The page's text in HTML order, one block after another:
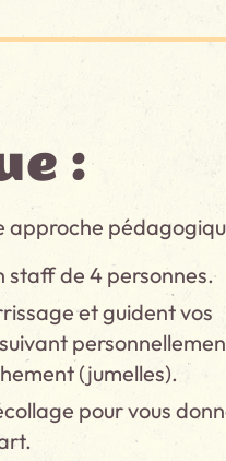
:
approche
staff de 4 personnes.
et guident vos
(jumelles).
pour vous